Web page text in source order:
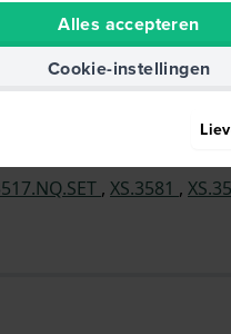
bevestigd door
betekent dat deze
, XS.3581 ,
Alles accepteren
Cookie-instellingen